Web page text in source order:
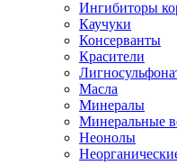
Ингибиторы
Каучуки
Консерванты
Красители
Масла
Минералы
Минеральные
Неонолы